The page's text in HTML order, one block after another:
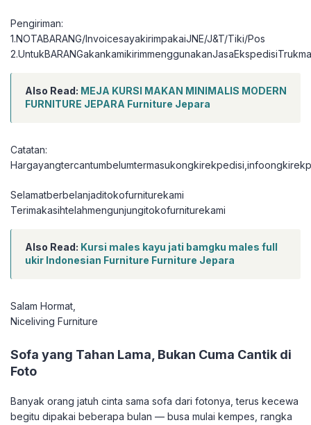
Pengiriman:
1.NOTABARANG/InvoicesayakirimpakaiJNE/J&T/Tiki/Pos
Also Read: MEJA KURSI MAKAN MINIMALIS MODERN
FURNITURE JEPARA Furniture Jepara
Catatan:
Selamatberbelanjaditokofurniturekami
Terimakasihtelahmengunjungitokofurniturekami
Also Read: Kursi males kayu jati bamgku males full
ukir Indonesian Furniture Furniture Jepara
Salam Hormat,
Niceliving Furniture
Sofa yang Tahan Lama, Bukan Cuma Cantik di
Foto
Banyak orang jatuh cinta sama sofa dari fotonya, terus kecewa
begitu dipakai beberapa bulan — busa mulai kempes, rangka